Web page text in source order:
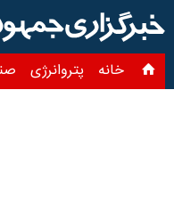
خانه پتروانرژی